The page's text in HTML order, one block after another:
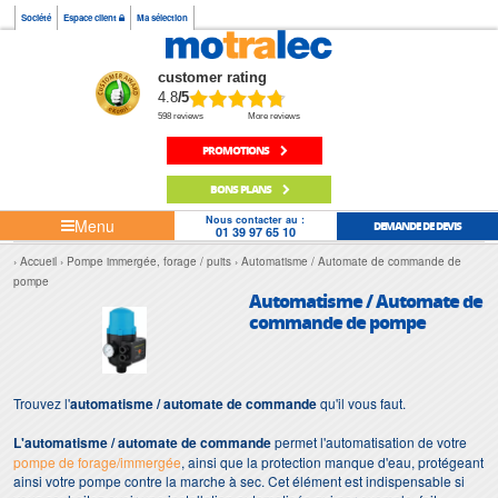
Société Espace client Ma sélection
customer rating
4.8/5
598 reviews More reviews
PROMOTIONS
BONS PLANS
Menu Nous contacter au :
01 39 97 65 10 DEMANDE DE DEVIS
Accueil Pompe immergée, forage / puits
Automatisme / Automate de commande de
pompe
Automatisme / Automate de
commande de pompe
Trouvez l'automatisme / automate de commandequ'il vous faut.
L'automatisme / automate de commandepermet l'automatisation de votre
pompe de forage/immergée, ainsi que la protection manque d'eau, protégeant
ainsi votre pompe contre la marche à sec. Cet élément est indispensable si